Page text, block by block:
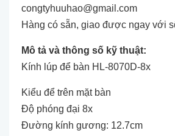
congtyhuuhao@gmail.com
Hàng có sẵn, giao được ngay với
Mô tả và thông số kỹ thuật:
Kính lúp để bàn HL-8070D-8x
Kiểu để trên mặt bàn
Độ phóng đại 8x
Đường kính gương: 12.7cm